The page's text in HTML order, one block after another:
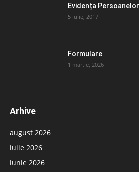
Evidența Persoanelor
5 iulie, 2017
Formulare
1 martie, 2026
Arhive
august 2026
iulie 2026
iunie 2026